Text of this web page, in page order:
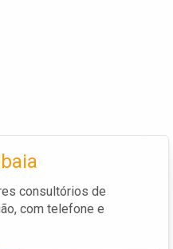
consultórios de
com telefone e